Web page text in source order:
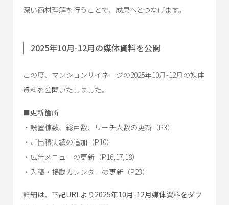
深い商材理解を行うことで、成果へとつなげます。
2025年10月-12月の媒体資料を公開
この度、マンションサイネージの2025年10月-12月の媒体
資料を公開いたしました。
■更新箇所
・設置棟数、総戸数、リーチ人数の更新（P3）
・ご出稿実績の追加（P10）
・広告メニューの更新（P16,17,18）
・入稿・掲載カレンダーの更新（P23）
詳細は、下記URLより2025年10月-12月媒体資料をダウ